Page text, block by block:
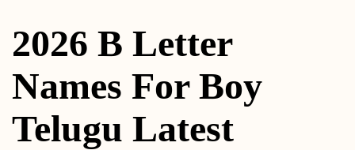
2026 B Letter
Names For Boy
Telugu Latest